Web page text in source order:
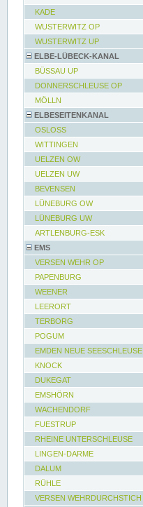
KADE
WUSTERWITZ OP
WUSTERWITZ UP
ELBE-LÜBECK-KANAL
BÜSSAU UP
DONNERSCHLEUSE OP
MÖLLN
ELBESEITENKANAL
OSLOSS
WITTINGEN
UELZEN OW
UELZEN UW
BEVENSEN
LÜNEBURG OW
LÜNEBURG UW
ARTLENBURG-ESK
EMS
VERSEN WEHR OP
PAPENBURG
WEENER
LEERORT
TERBORG
POGUM
EMDEN NEUE SEESCHLEUSE
KNOCK
DUKEGAT
EMSHÖRN
WACHENDORF
FUESTRUP
RHEINE UNTERSCHLEUSE
LINGEN-DARME
DALUM
RÜHLE
VERSEN WEHRDURCHSTICH